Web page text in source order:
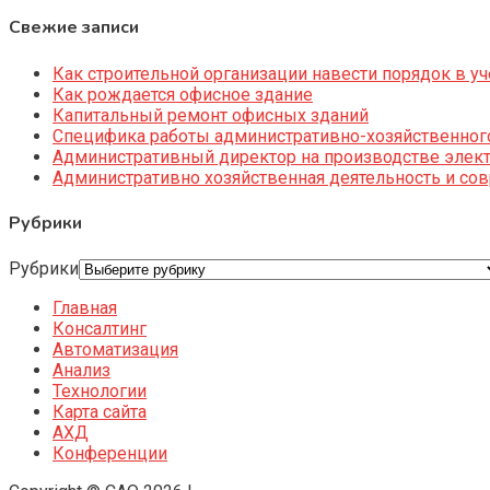
Свежие записи
Как строительной организации навести порядок в
Как рождается офисное здание
Капитальный ремонт офисных зданий
Специфика работы административно-
Административный директор на производстве
Административно хозяйственная деятельность и
Рубрики
Рубрики
Главная
Консалтинг
Автоматизация
Анализ
Технологии
Карта сайта
АХД
Конференции